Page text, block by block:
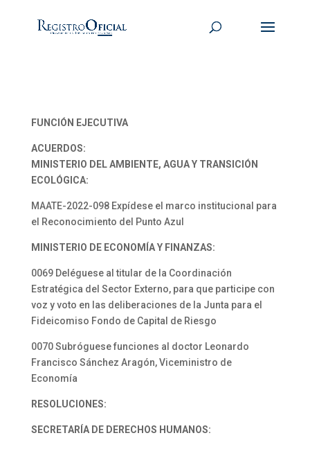
FUNCIÓN EJECUTIVA
ACUERDOS:
MINISTERIO DEL AMBIENTE, AGUA Y TRANSICIÓN
ECOLÓGICA:
MAATE-2022-098 Expídese el marco institucional para
el Reconocimiento del Punto Azul
MINISTERIO DE ECONOMÍA Y FINANZAS:
0069 Deléguese al titular de la Coordinación
Estratégica del Sector Externo, para que participe con
voz y voto en las deliberaciones de la Junta para el
Fideicomiso Fondo de Capital de Riesgo
0070 Subróguese funciones al doctor Leonardo
Francisco Sánchez Aragón, Viceministro de
Economía
RESOLUCIONES:
SECRETARÍA DE DERECHOS HUMANOS: